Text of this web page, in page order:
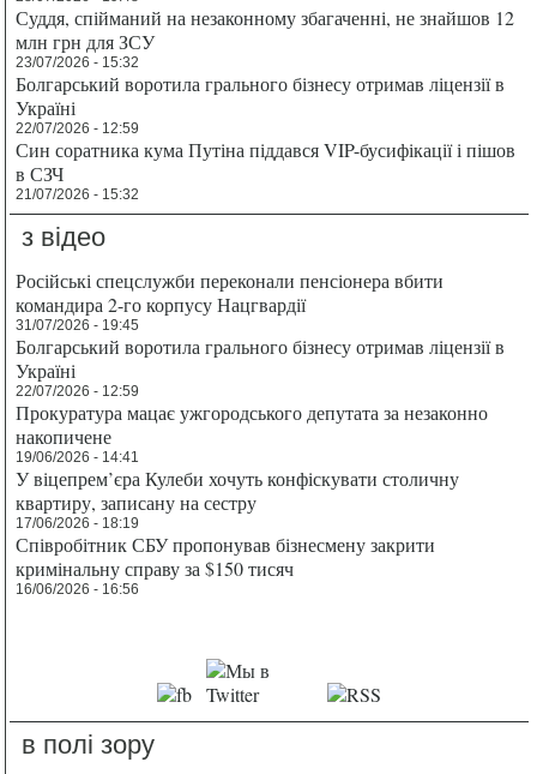
Суддя, спійманий на незаконному збагаченні, не знайшов 12
млн грн для ЗСУ
23/07/2026 - 15:32
Болгарський воротила грального бізнесу отримав ліцензії в
Україні
22/07/2026 - 12:59
Син соратника кума Путіна піддався VIP-бусифікації і пішов
в СЗЧ
21/07/2026 - 15:32
з відео
Російські спецслужби переконали пенсіонера вбити
командира 2-го корпусу Нацгвардії
31/07/2026 - 19:45
Болгарський воротила грального бізнесу отримав ліцензії в
Україні
22/07/2026 - 12:59
Прокуратура мацає ужгородського депутата за незаконно
накопичене
19/06/2026 - 14:41
У віцепрем’єра Кулеби хочуть конфіскувати столичну
квартиру, записану на сестру
17/06/2026 - 18:19
Співробітник СБУ пропонував бізнесмену закрити
кримінальну справу за $150 тисяч
16/06/2026 - 16:56
в полі зору